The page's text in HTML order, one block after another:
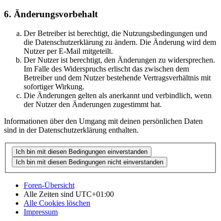
6. Änderungsvorbehalt
Der Betreiber ist berechtigt, die Nutzungsbedingungen und
die Datenschutzerklärung zu ändern. Die Änderung wird dem
Nutzer per E-Mail mitgeteilt.
Der Nutzer ist berechtigt, den Änderungen zu widersprechen.
Im Falle des Widerspruchs erlischt das zwischen dem
Betreiber und dem Nutzer bestehende Vertragsverhältnis mit
sofortiger Wirkung.
Die Änderungen gelten als anerkannt und verbindlich, wenn
der Nutzer den Änderungen zugestimmt hat.
Informationen über den Umgang mit deinen persönlichen Daten
sind in der Datenschutzerklärung enthalten.
Foren-Übersicht
Alle Zeiten sind UTC+01:00
Alle Cookies löschen
Impressum